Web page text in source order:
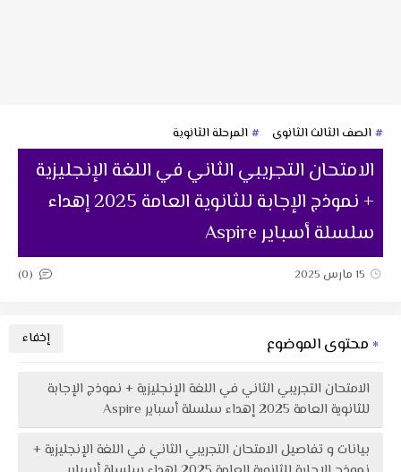
الصف الثالث الثانوى المرحلة الثانوية
الامتحان التجريبي الثاني في اللغة الإنجليزية
+ نموذج الإجابة للثانوية العامة 2025 إهداء
سلسلة أسباير Aspire
15 مارس 2025 (0)
محتوى الموضوع
الامتحان التجريبي الثاني في اللغة الإنجليزية + نموذج الإجابة
للثانوية العامة 2025 إهداء سلسلة أسباير Aspire
بيانات و تفاصيل الامتحان التجريبي الثاني في اللغة الإنجليزية +